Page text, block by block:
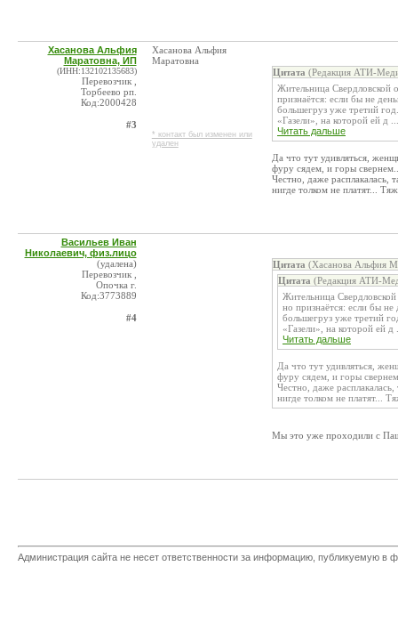
Хасанова Альфия
Маратовна, ИП
(ИНН:132102135683)
Перевозчик ,
Торбеево рп.
Код:2000428
#3
Хасанова Альфия
Маратовна
* контакт был изменен или
удален
Цитата (Редакция АТИ-
Жительница Свердловской
признаётся: если бы не
большегруз уже третий
«Газели», на которой ей д ...
Читать дальше
Да что тут удивляться,
фуру сядем, и горы
Честно, даже расплакалась,
нигде толком не платят...
Васильев Иван
Николаевич, физ.лицо
(удалена)
Перевозчик ,
Опочка г.
Код:3773889
#4
Цитата (Хасанова Альфия
Цитата (Редакция АТИ-
Жительница
но признаётся: если бы
большегруз уже третий
«Газели», на которой ей д
Читать дальше
Да что тут удивляться,
фуру сядем, и горы
Честно, даже
нигде толком не платят...
Мы это уже проходили с
Администрация сайта не несет ответственности за информацию, публикуемую